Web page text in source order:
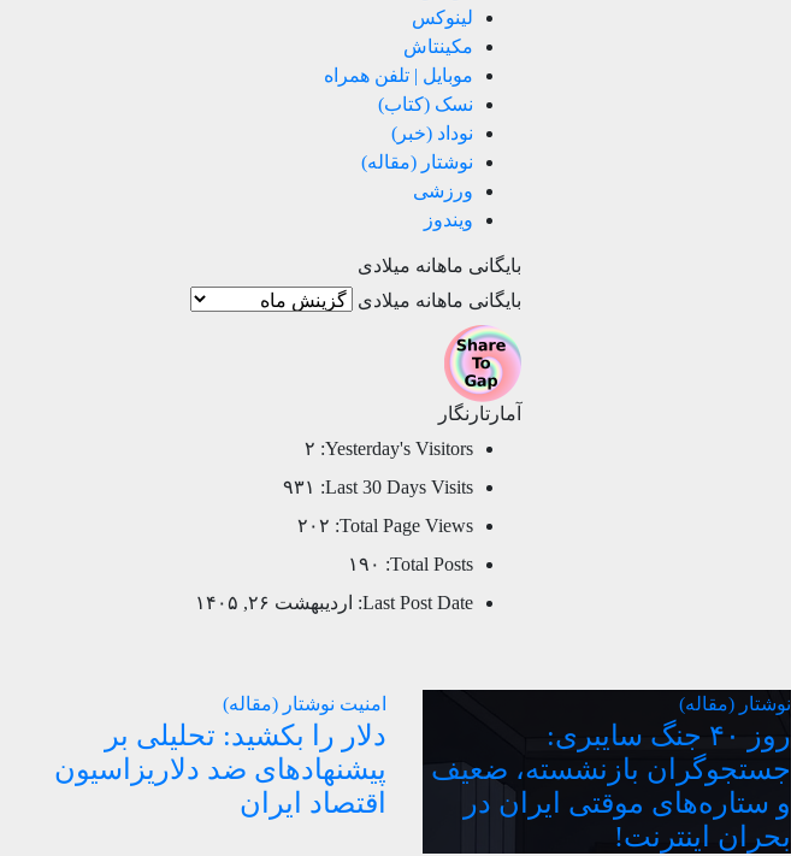
لینوکس
مکینتاش
موبایل | تلفن همراه
نسک (کتاب)
نوداد (خبر)
نوشتار (مقاله)
ورزشی
ویندوز
بایگانی ماهانه میلادی
بایگانی ماهانه میلادی
آمارتارنگار
Yesterday's Visitors: ۲
Last 30 Days Visits:
۹۳۱
Total Page Views: ۲۰۲
Total Posts:
۱۹۰
Last Post Date:
اردیبهشت ۲۶, ۱۴۰۵
نوشتار (مقاله)
روز ۴۰ جنگ سایبری:
جستجوگران بازنشسته، ضعیف
و ستاره‌های موقتی ایران در
بحران اینترنت!
امنیت نوشتار (مقاله)
دلار را بکشید: تحلیلی بر
پیشنهادهای ضد دلاریزاسیون
اقتصاد ایران